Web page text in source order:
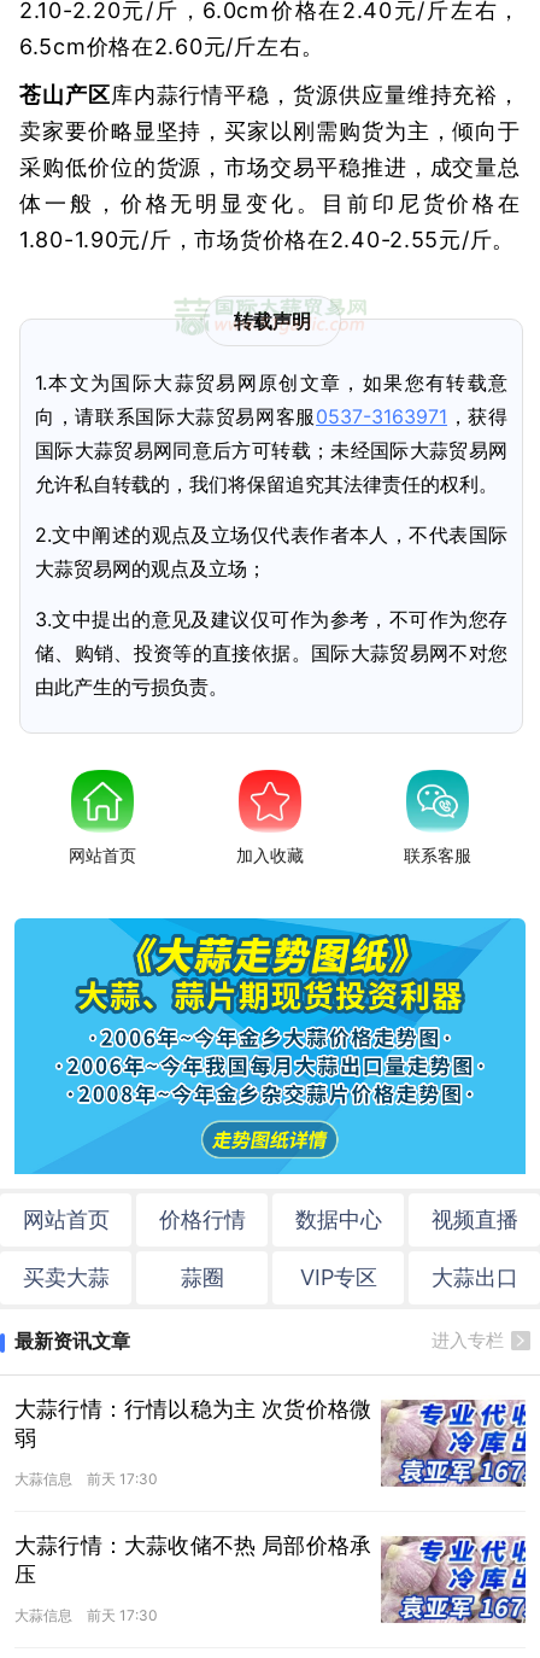
2.10-2.20元/斤，6.0cm价格在2.40元/斤左右，
6.5cm价格在2.60元/斤左右。
苍山产区库内蒜行情平稳，货源供应量维持充裕，
卖家要价略显坚持，买家以刚需购货为主，倾向于
采购低价位的货源，市场交易平稳推进，成交量总
体一般，价格无明显变化。目前印尼货价格在
1.80-1.90元/斤，市场货价格在2.40-2.55元/斤。
转载声明
1.本文为国际大蒜贸易网原创文章，如果您有转载意
向，请联系国际大蒜贸易网客服 0537-3163971 ，获得
国际大蒜贸易网同意后方可转载；未经国际大蒜贸易网
允许私自转载的，我们将保留追究其法律责任的权利。
2.文中阐述的观点及立场仅代表作者本人，不代表国际
大蒜贸易网的观点及立场；
3.文中提出的意见及建议仅可作为参考，不可作为您存
储、购销、投资等的直接依据。国际大蒜贸易网不对您
由此产生的亏损负责。
网站首页 加入收藏 联系客服
网站首页 价格行情 数据中心 视频直播
买卖大蒜 蒜圈 VIP专区 大蒜出口
进入专栏
最新资讯文章
大蒜行情：行情以稳为主 次货价格微
弱
大蒜信息 前天 17:30
大蒜行情：大蒜收储不热 局部价格承
压
大蒜信息 前天 17:30